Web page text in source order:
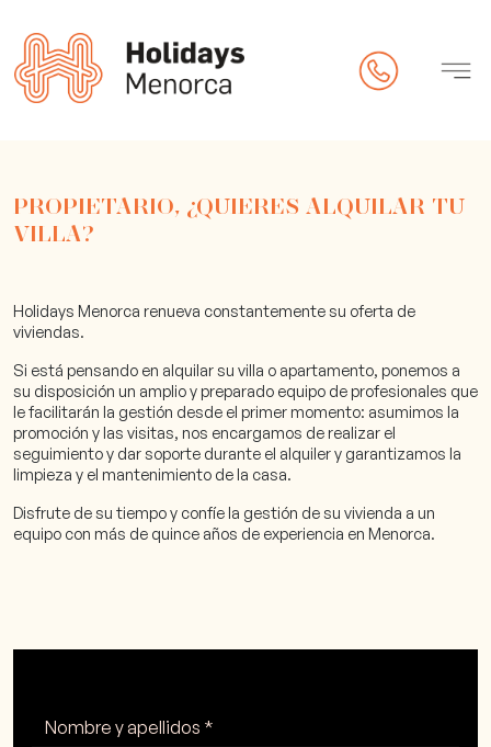
in online)
PROPIETARIO, ¿QUIERES ALQUILAR TU
VILLA?
Holidays Menorca renueva constantemente su oferta de
viviendas.
Si está pensando en alquilar su villa o apartamento, ponemos a
su disposición un amplio y preparado equipo de profesionales que
le facilitarán la gestión desde el primer momento: asumimos la
promoción y las visitas, nos encargamos de realizar el
seguimiento y dar soporte durante el alquiler y garantizamos la
limpieza y el mantenimiento de la casa.
Disfrute de su tiempo y confíe la gestión de su vivienda a un
equipo con más de quince años de experiencia en Menorca.
Nombre y apellidos *